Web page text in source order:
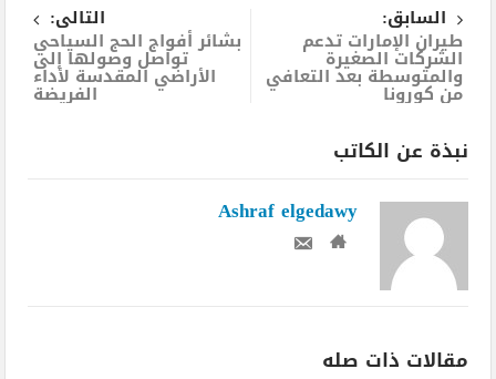
السابق:
طيران الإمارات تدعم
الشركات الصغيرة
والمتوسطة بعد التعافي
من كورونا
التالى:
بشائر أفواج الحج السياحي
تواصل وصولها إلى
الأراضي المقدسة لأداء
الفريضة
نبذة عن الكاتب
Ashraf elgedawy
مقالات ذات صله